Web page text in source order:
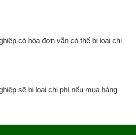
có hóa đơn vẫn có thể bị loại chi
sẽ bị loại chi phí nếu mua hàng